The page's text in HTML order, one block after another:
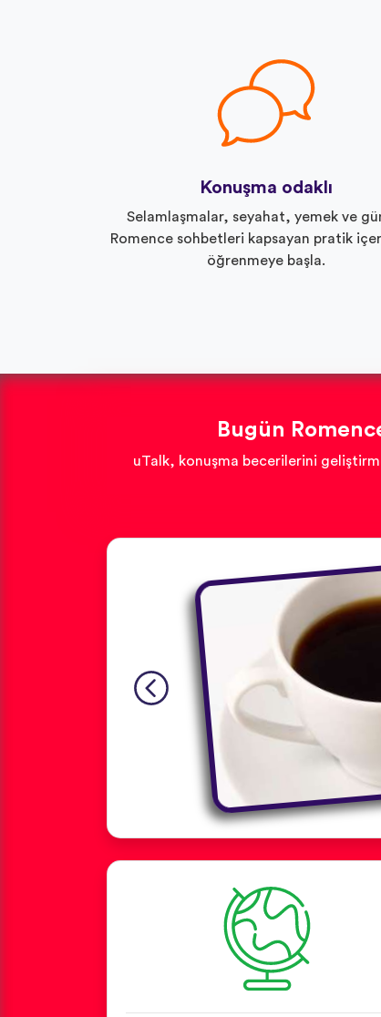
Konuşma odaklı
Selamlaşmalar, seyahat, yemek ve
Romence sohbetleri kapsayan pratik
öğrenmeye başla.
Bugün
uTalk, konuşma becerilerini